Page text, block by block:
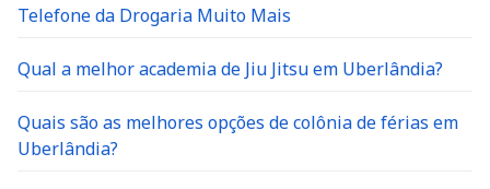
Telefone da Drogaria Muito Mais
Qual a melhor academia de Jiu Jitsu em Uberlândia?
Quais são as melhores opções de colônia de férias em
Uberlândia?